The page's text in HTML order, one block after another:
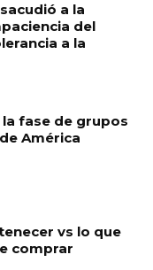
a la
del
a la
fase de grupos
América
vs lo que
comprar